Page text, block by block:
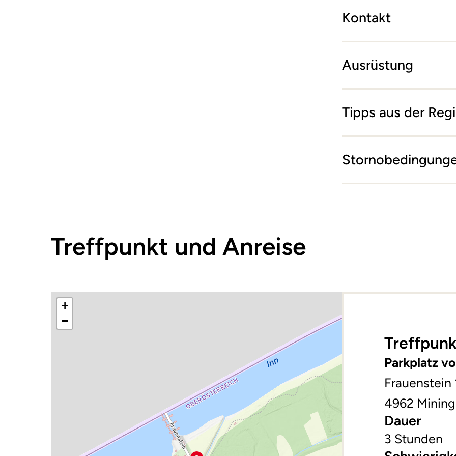
Kontakt
Ausrüstung
Tipps aus der
Treffpunkt und Anreise
+
−
Parkplatz
Frauenstein
4962 Mining
Dauer
3 Stunden